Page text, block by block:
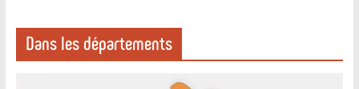
Dans les départements